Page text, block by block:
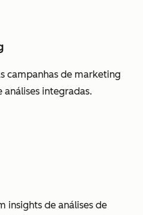
campanhas de marketing
integradas.
insights de análises de